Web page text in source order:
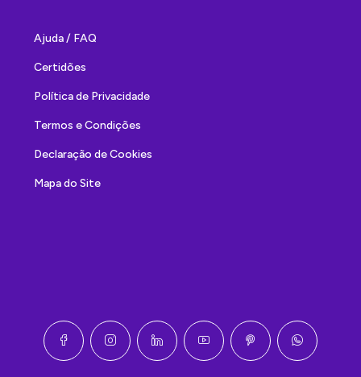
Ajuda / FAQ
Certidões
Política de Privacidade
Termos e Condições
Declaração de Cookies
Mapa do Site